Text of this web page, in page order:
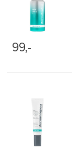
99,-